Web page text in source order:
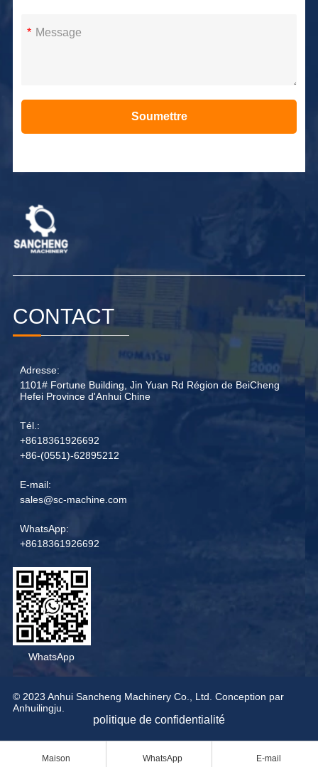
CONTACT
Adresse:
1101# Fortune Building, Jin Yuan Rd Région de BeiCheng
Hefei Province d'Anhui Chine
Tél.:
+8618361926692
+86-(0551)-62895212
E-mail:
sales@sc-machine.com
WhatsApp:
+8618361926692
WhatsApp
*
Soumettre
© 2023 Anhui Sancheng Machinery Co., Ltd. Conception par
Anhuilingju.
politique de confidentialité
Maison WhatsApp E-mail